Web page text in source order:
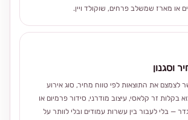
או מארז שמשלב פרחים, שוקולד ויין.
וסגנון
לצמצם את התוצאות לפי טווח מחיר, סוג אירוע
בקלות זר קלאסי, עיצוב מודרני, סידור פרמיום או
— בלי לעבור בין עשרות עמודים ובלי לוותר על